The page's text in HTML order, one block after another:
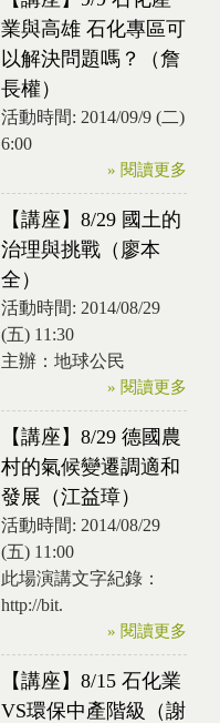
業與高雄 石化專區可
以解決問題嗎？（詹
長權）
活動時間: 2014/09/9 (二)
6:00
» 閱讀更多
【講座】8/29 國土的
治理與挑戰（廖本
全）
活動時間: 2014/08/29
(五) 11:30
主辦：地球公民
» 閱讀更多
【講座】8/29 德國農
村的氣候變遷調適和
發展（江益璋）
活動時間: 2014/08/29
(五) 11:00
此場演講文字紀錄：
http://bit.
» 閱讀更多
【講座】8/15 石化業
VS環保中產階級（謝